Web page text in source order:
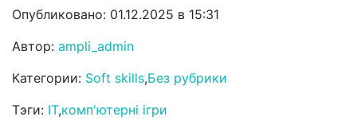
Опубликовано: 01.12.2025 в 15:31
Автор: ampli_admin
Категории: Soft skills,Без рубрики
Тэги: IT,комп'ютерні ігри